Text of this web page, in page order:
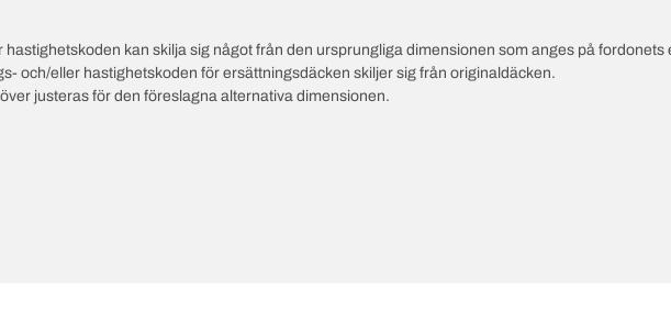
kan skilja sig något från den ursprungliga dimensionen som anges på
och/eller hastighetskoden för ersättningsdäcken skiljer sig från originaldäcken.
justeras för den föreslagna alternativa dimensionen.